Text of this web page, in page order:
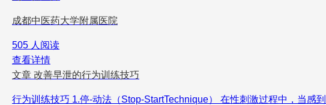
成都中医药大学附属医院
505 人阅读
查看详情
文章 改善早泄的行为训练技巧
行为训练技巧 1.停-动法（Stop-StartTechnique） 在性刺激过程中，当